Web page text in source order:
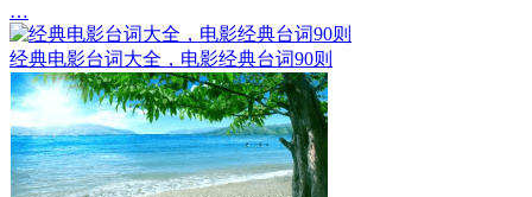
…
经典电影台词大全，电影经典台词90则